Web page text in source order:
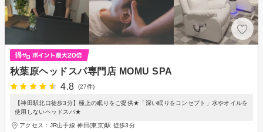
秋葉原ヘッドスパ専門店 MOMU SPA
4.8
(27件)
【神田駅北口徒歩3分】極上の眠りをご提供★「深い眠りをコンセプト」水やオイルを
使用しないヘッドスパ★
アクセス：JR山手線 神田(東京)駅 徒歩3分